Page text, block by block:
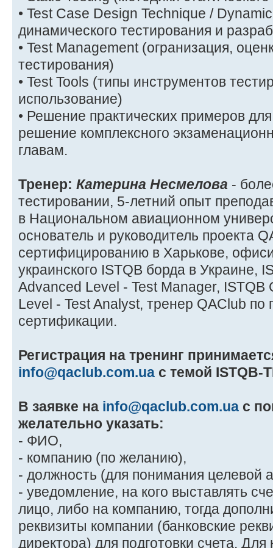
• Test Case Design Technique /
динамического тестирования и
• Test Management (огранизация,
тестирования)
• Test Tools (типы инструментов
использование)
• Решение практических примеров
решение комплексного
главам.
Тренер: Катерина Несмелова -
тестировании, 5-летний опыт
в Национальном авиационном
основатель и руководитель проекта
сертифицированию в Харькове,
украинского ISTQB борда в Украине,
Advanced Level - Test Manager, ISTQB
Level - Test Analyst, тренер QAClub по
сертификации.
Регистрация на тренинг
info@qaclub.com.ua с темой ISTQB-
В заявке на info@qaclub.com.ua с
желательно указать:
- ФИО,
- компанию (по желанию),
- должность (для понимания целевой
- уведомление, на кого выставлять
лицо, либо на компанию, тогда
реквизиты компании (банковские
директора) для подготовки счета.